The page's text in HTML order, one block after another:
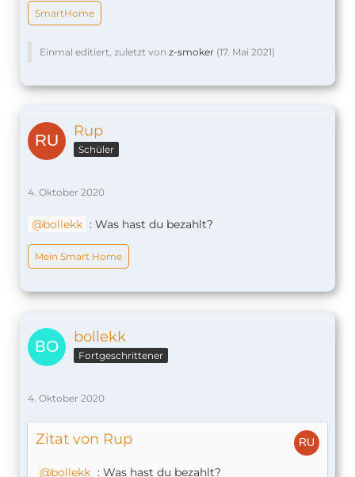
SmartHome
Einmal editiert, zuletzt von z-smoker (17. Mai 2021)
Rup
Schüler
4. Oktober 2020
bollekk : Was hast du bezahlt?
Mein Smart Home
bollekk
Fortgeschrittener
4. Oktober 2020
Zitat von Rup
bollekk : Was hast du bezahlt?